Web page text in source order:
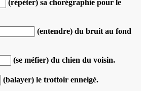
(répéter) sa chorégraphie pour le
(entendre) du bruit au fond
(se méfier) du chien du voisin.
(balayer) le trottoir enneigé.